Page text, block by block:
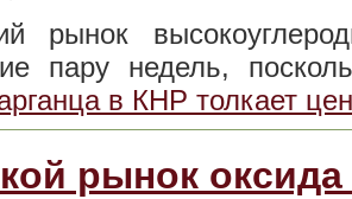
рынок
пару недель,
в КНР толкает
рынок